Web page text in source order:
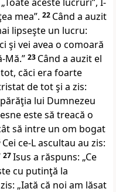
mea”. 22 Când a auzit
lipseşte un lucru:
şi vei avea o comoară
Mă.” 23 Când a auzit el
căci era foarte
de tot şi a zis:
lui Dumnezeu
este să treacă o
să intre un om bogat
Cei ce-L ascultau au zis:
27Isus a răspuns: „Ce
cu putinţă la
„Iată că noi am lăsat